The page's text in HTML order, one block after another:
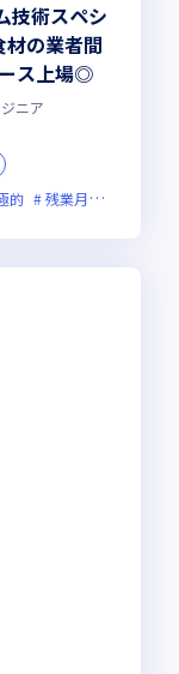
技術スペシ
の業者間
ス上場◎
ニア
的 残業月20時間未満